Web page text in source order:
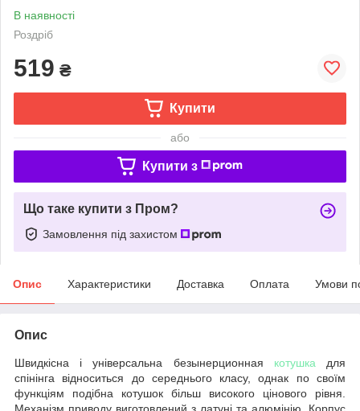
В наявності
Роздріб
519 ₴
Купити
або
Купити з
Що таке купити з Пром?
Замовлення під захистом
Опис Характеристики Доставка Оплата Умови
Опис
Швидкісна і універсальна безынерционная котушка для
спінінга відноситься до середнього класу, однак по своїм
функціям подібна котушок більш високого цінового рівня.
Механізм приводу виготовлений з латуні та алюмінію. Корпус